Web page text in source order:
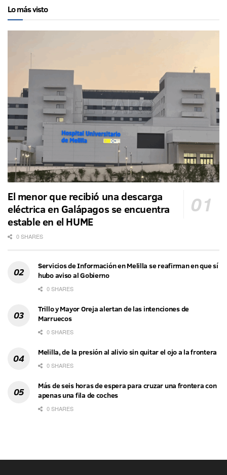
Lo más visto
El menor que recibió una descarga
eléctrica en Galápagos se encuentra
estable en el HUME
0 SHARES
Servicios de Información en Melilla se reafirman en que sí
hubo aviso al Gobierno
0 SHARES
Trillo y Mayor Oreja alertan de las intenciones de
Marruecos
0 SHARES
Melilla, de la presión al alivio sin quitar el ojo a la frontera
0 SHARES
Más de seis horas de espera para cruzar una frontera con
apenas una fila de coches
0 SHARES